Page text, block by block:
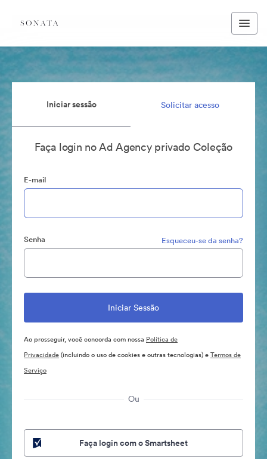
Iniciar sessão Solicitar acesso
Faça login no Ad Agency privado Coleção
E-mail
Senha Esqueceu-se da senha?
Ao prosseguir, você concorda com nossa Política de
Privacidade(incluindo o uso de cookies e outras tecnologias) eTermos de
Serviço
Ou
Faça login com o Smartsheet